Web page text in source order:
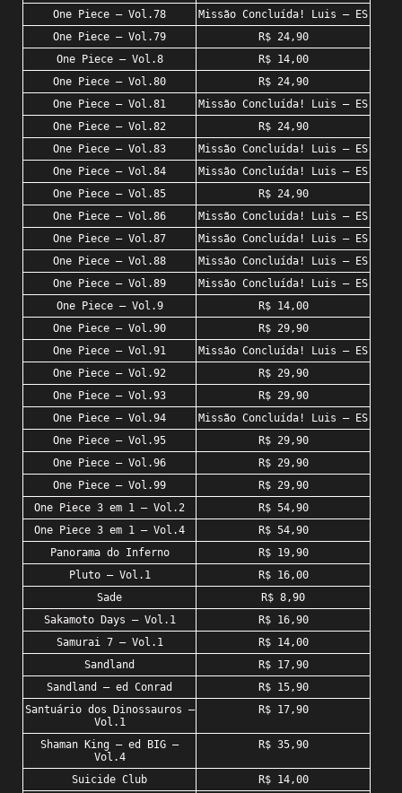
One Piece – Vol.78
Missão Concluída! Luis – ES
One Piece – Vol.79
R$ 24,90
One Piece – Vol.8
R$ 14,00
One Piece – Vol.80
R$ 24,90
One Piece – Vol.81
Missão Concluída! Luis – ES
One Piece – Vol.82
R$ 24,90
One Piece – Vol.83
Missão Concluída! Luis – ES
One Piece – Vol.84
Missão Concluída! Luis – ES
One Piece – Vol.85
R$ 24,90
One Piece – Vol.86
Missão Concluída! Luis – ES
One Piece – Vol.87
Missão Concluída! Luis – ES
One Piece – Vol.88
Missão Concluída! Luis – ES
One Piece – Vol.89
Missão Concluída! Luis – ES
One Piece – Vol.9
R$ 14,00
One Piece – Vol.90
R$ 29,90
One Piece – Vol.91
Missão Concluída! Luis – ES
One Piece – Vol.92
R$ 29,90
One Piece – Vol.93
R$ 29,90
One Piece – Vol.94
Missão Concluída! Luis – ES
One Piece – Vol.95
R$ 29,90
One Piece – Vol.96
R$ 29,90
One Piece – Vol.99
R$ 29,90
One Piece 3 em 1 – Vol.2
R$ 54,90
One Piece 3 em 1 – Vol.4
R$ 54,90
Panorama do Inferno
R$ 19,90
Pluto – Vol.1
R$ 16,00
Sade
R$ 8,90
Sakamoto Days – Vol.1
R$ 16,90
Samurai 7 – Vol.1
R$ 14,00
Sandland
R$ 17,90
Sandland – ed Conrad
R$ 15,90
Santuário dos Dinossauros –
Vol.1
R$ 17,90
Shaman King – ed BIG –
Vol.4
R$ 35,90
Suicide Club
R$ 14,00